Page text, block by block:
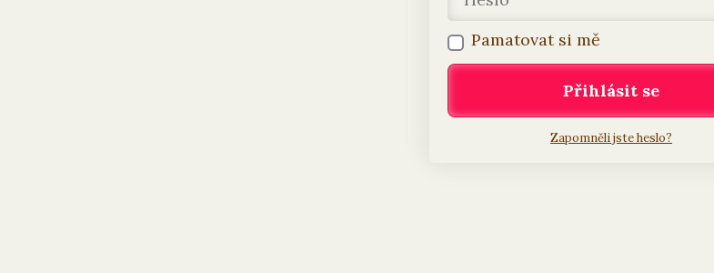
Pamatovat si mě
Přihlásit se
Zapomněli jste heslo?